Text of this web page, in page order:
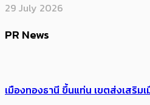
29 July 2026
PR News
เมืองทองธานี ขึ้นแท่น เขตส่งเสริม